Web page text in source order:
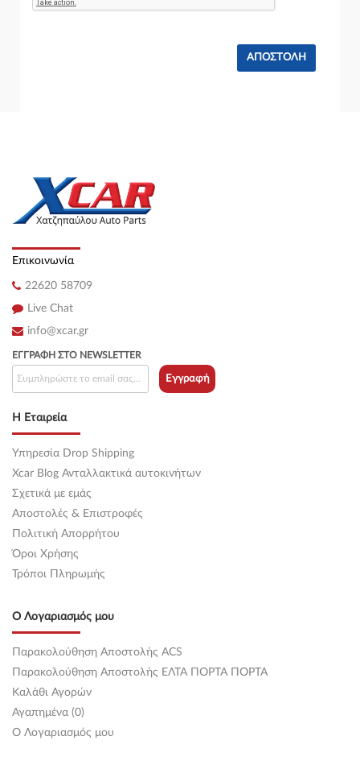
Επικοινωνία
22620 58709
Live Chat
info@xcar.gr
Η Εταιρεία
Υπηρεσία Drop Shipping
Xcar Blog Ανταλλακτικά αυτοκινήτων
Σχετικά με εμάς
Αποστολές & Επιστροφές
Πολιτική Απορρήτου
Όροι Χρήσης
Τρόποι Πληρωμής
Ο Λογαριασμός μου
Παρακολούθηση Αποστολής ACS
Παρακολούθηση Αποστολής ΕΛΤΑ ΠΟΡΤΑ ΠΟΡΤΑ
Καλάθι Αγορών
Αγαπημένα (0)
O Λογαριασμός μου
ΕΓΓΡΑΦΉ ΣΤΟ NEWSLETTER
Εγγραφή